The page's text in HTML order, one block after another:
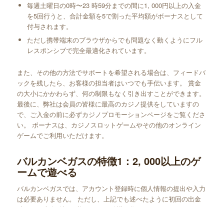
毎週土曜日の0時〜23 時59分までの間に1, 000円以上の入金
を5回行うと、合計金額を5で割った平均額がボーナスとして
付与されます。
ただし携帯端末のブラウザからでも問題なく動くようにフル
レスポンシブで完全最適化されています。
また、その他の方法でサポートを希望される場合は、フィードバ
ックを残したら、お客様の担当者はいつでも手伝います。 賞金
の大小にかかわらず、何の制限もなく引き出すことができます。
最後に、弊社は会員の皆様に最高のカジノ提供をしていますの
で、ご入金の前に必ずカジノプロモーションページをご覧くださ
い。 ボーナスは、カジノスロットゲームやその他のオンライン
ゲームでご利用いただけます。
バルカンベガスの特徴1：2, 000以上のゲ
ームで遊べる
バルカンベガスでは、アカウント登録時に個人情報の提出や入力
は必要ありません。 ただし、上記でも述べたように初回の出金